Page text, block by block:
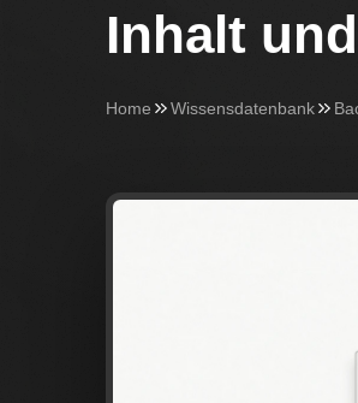
Inhalt
Home Wissensdatenbank